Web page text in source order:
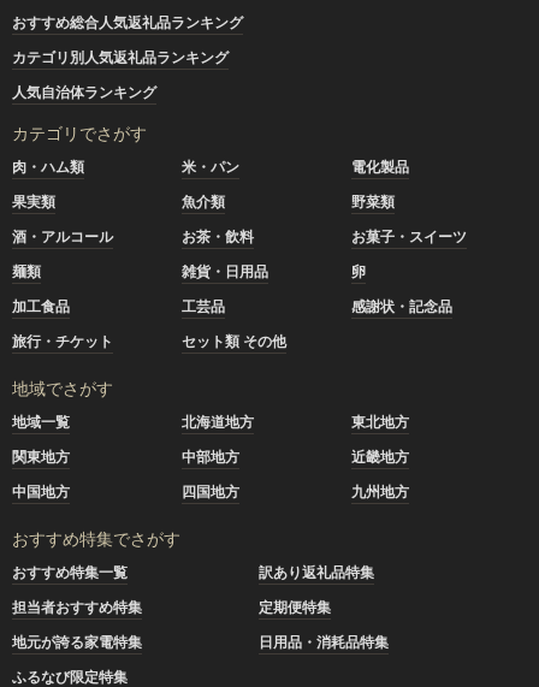
おすすめ総合人気返礼品ランキング
カテゴリ別人気返礼品ランキング
人気自治体ランキング
カテゴリでさがす
肉・ハム類 米・パン
電化製品
果実類
魚介類
野菜類
酒・アルコール
お茶・飲料
お菓子・スイーツ
麺類
雑貨・日用品
卵
加工食品
工芸品
感謝状・記念品
旅行・チケット
セット類 その他
地域でさがす
地域一覧 北海道地方
東北地方
関東地方
中部地方
近畿地方
中国地方
四国地方 九州地方
おすすめ特集でさがす
おすすめ特集一覧
訳あり返礼品特集
担当者おすすめ特集
定期便特集
地元が誇る家電特集
日用品・消耗品特集
ふるなび限定特集